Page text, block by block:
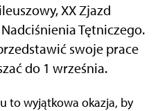
XX Zjazd
Tętniczego.
swoje prace
do 1 września.